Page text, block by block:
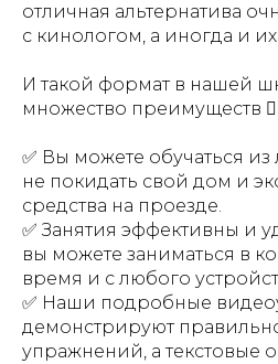
отличная альтернатива
с кинологом, а иногда и
И такой формат в нашей
множество преимуществ
✅ Вы можете обучаться
не покидать свой дом и
средства на проезде.
✅ Занятия эффективны и
вы можете заниматься в
время и с любого
✅ Наши подробные
демонстрируют
упражнений, а текстовые